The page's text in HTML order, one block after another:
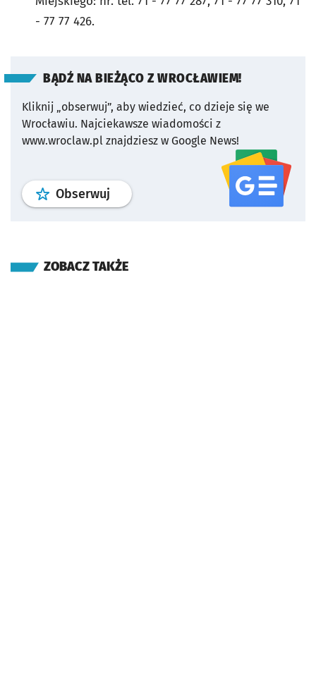
- 77 77 426.
BĄDŹ NA BIEŻĄCO Z WROCŁAWIEM!
Kliknij „obserwuj”, aby wiedzieć, co dzieje się we
Wrocławiu. Najciekawsze wiadomości z
www.wroclaw.pl znajdziesz w Google News!
Obserwuj profil serwisu
ZOBACZ TAKŻE